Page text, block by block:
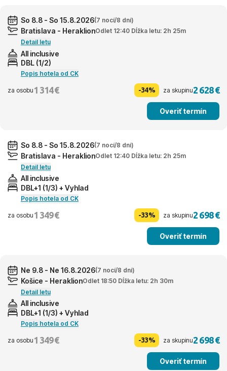
So 8.8 - So 15.8.2026(7 nocí/8 dní)
Bratislava - HeraklionOdlet 12:40 Dĺžka letu: 2h 25m
Detail letu
All inclusive
DBL (1/2)
Popis hotela od CK
za osobu 1 314 € -34% za skupinu2 628 €
Overiť termín
So 8.8 - So 15.8.2026(7 nocí/8 dní)
Bratislava - HeraklionOdlet 12:40 Dĺžka letu: 2h 25m
Detail letu
All inclusive
DBL+1 (1/3) + Vyhlad
Popis hotela od CK
za osobu 1 349 € -33% za skupinu2 698 €
Overiť termín
Ne 9.8 - Ne 16.8.2026(7 nocí/8 dní)
Košice - HeraklionOdlet 18:50 Dĺžka letu: 2h 30m
Detail letu
All inclusive
DBL+1 (1/3) + Vyhlad
Popis hotela od CK
za osobu 1 349 € -33% za skupinu2 698 €
Overiť termín